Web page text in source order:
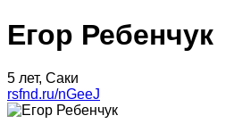
Егор Ребенчук
5 лет, Саки
rsfnd.ru/nGeeJ